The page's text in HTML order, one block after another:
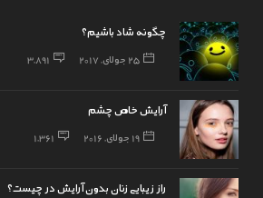
چگونه شاد باشیم؟
25 جولای, 2017 3,891
آرایش خاص چشم
19 جولای, 2016 1,361
راز زیبایی زنان بدون آرایش در چیست؟